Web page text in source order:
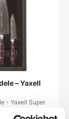
– Yaxell
- Yaxell Super